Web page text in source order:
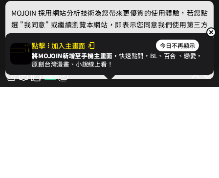
7
點擊 加入主畫面 今日不再顯示
將MOJOIN新增至手機主畫面，快速點開，BL、 百合 、戀愛，
原創台灣漫畫、小說線上看！
MOJOIN 採用網站分析技術為您帶來更優質的使用體驗，若您點
選 "我同意" 或繼續瀏覽本網站，即表示您同意我們使用第三方
Cookie，欲瞭解更多資訊請見隱私權政策。
我同意